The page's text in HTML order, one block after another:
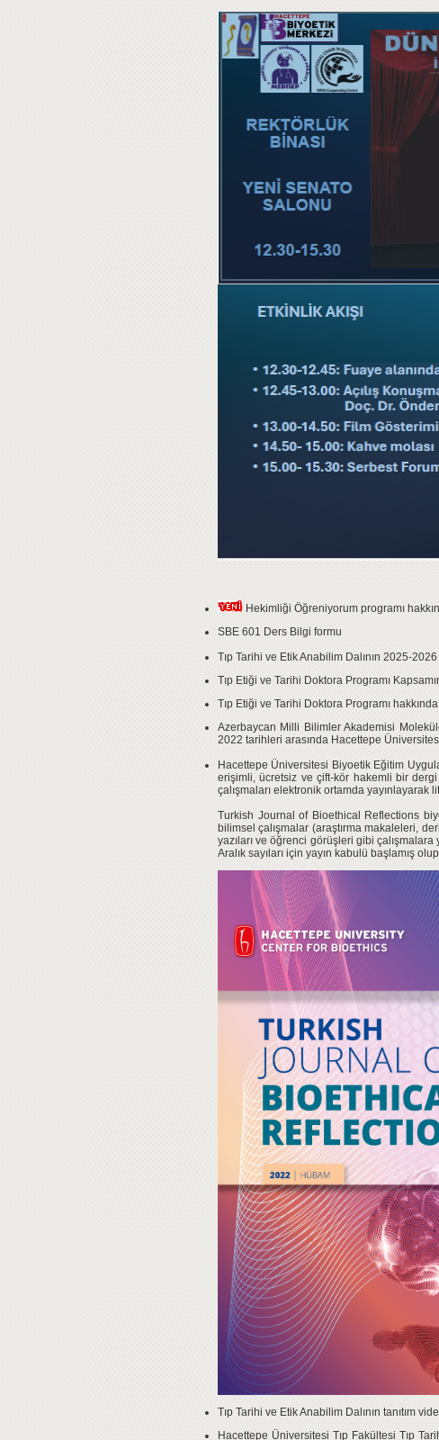
Hekimliği Öğreniyorum programı
SBE 601 Ders Bilgi formu
Tıp Tarihi ve Etik Anabilim Dalının 2025-
Tıp Etiği ve Tarihi Doktora Programı
Tıp Etiği ve Tarihi Doktora Programı
Azerbaycan Milli Bilimler Akademisi
2022 tarihleri arasında Hacettepe
Hacettepe Üniversitesi Biyoetik Eğitim
erişimli, ücretsiz ve çift-kör hakemli bir
çalışmaları elektronik ortamda yayınlayarak
Turkish Journal of Bioethical Reflections
bilimsel çalışmalar (araştırma makaleleri,
yazıları ve öğrenci görüşleri gibi
Aralık sayıları için yayın kabulü başlamış
Tıp Tarihi ve Etik Anabilim Dalının tanıtım
Hacettepe Üniversitesi Tıp Fakültesi Tıp